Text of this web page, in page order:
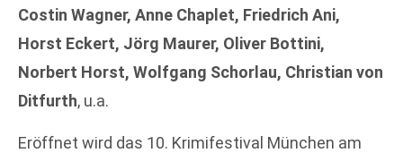
Costin Wagner, Anne Chaplet, Friedrich Ani,
Horst Eckert, Jörg Maurer, Oliver Bottini,
Norbert Horst, Wolfgang Schorlau, Christian von
Ditfurth, u.a.
Eröffnet wird das 10. Krimifestival München am